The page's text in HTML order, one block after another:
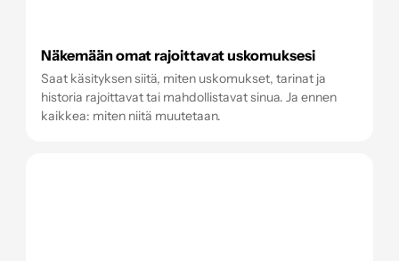
Näkemään omat rajoittavat uskomuksesi
Saat käsityksen siitä, miten uskomukset, tarinat ja
historia rajoittavat tai mahdollistavat sinua. Ja ennen
kaikkea: miten niitä muutetaan.